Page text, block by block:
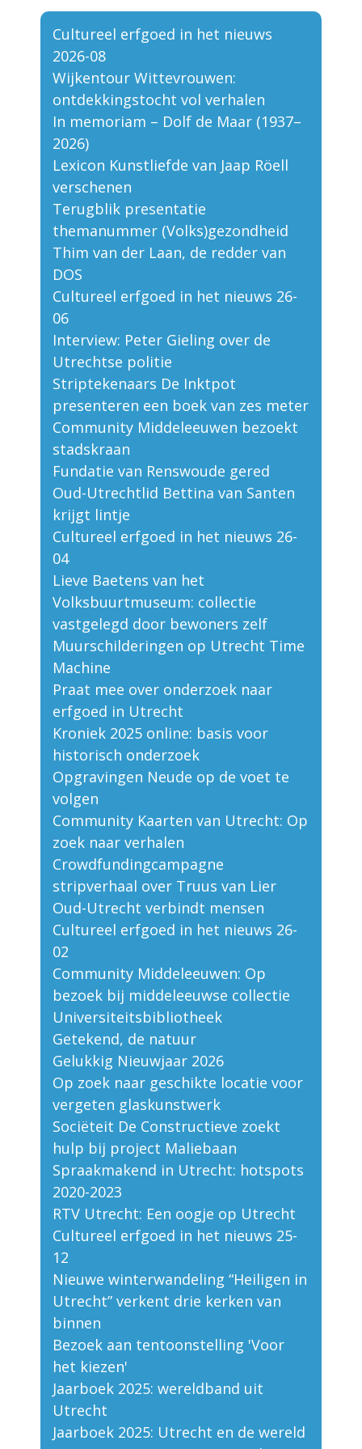
Cultureel erfgoed in het nieuws
2026-08
Wijkentour Wittevrouwen:
ontdekkingstocht vol verhalen
In memoriam – Dolf de Maar (1937–
2026)
Lexicon Kunstliefde van Jaap Röell
verschenen
Terugblik presentatie
themanummer (Volks)gezondheid
Thim van der Laan, de redder van
DOS
Cultureel erfgoed in het nieuws 26-
06
Interview: Peter Gieling over de
Utrechtse politie
Striptekenaars De Inktpot
presenteren een boek van zes meter
Community Middeleeuwen bezoekt
stadskraan
Fundatie van Renswoude gered
Oud-Utrechtlid Bettina van Santen
krijgt lintje
Cultureel erfgoed in het nieuws 26-
04
Lieve Baetens van het
Volksbuurtmuseum: collectie
vastgelegd door bewoners zelf
Muurschilderingen op Utrecht Time
Machine
Praat mee over onderzoek naar
erfgoed in Utrecht
Kroniek 2025 online: basis voor
historisch onderzoek
Opgravingen Neude op de voet te
volgen
Community Kaarten van Utrecht: Op
zoek naar verhalen
Crowdfundingcampagne
stripverhaal over Truus van Lier
Oud-Utrecht verbindt mensen
Cultureel erfgoed in het nieuws 26-
02
Community Middeleeuwen: Op
bezoek bij middeleeuwse collectie
Universiteitsbibliotheek
Getekend, de natuur
Gelukkig Nieuwjaar 2026
Op zoek naar geschikte locatie voor
vergeten glaskunstwerk
Sociëteit De Constructieve zoekt
hulp bij project Maliebaan
Spraakmakend in Utrecht: hotspots
2020-2023
RTV Utrecht: Een oogje op Utrecht
Cultureel erfgoed in het nieuws 25-
12
Nieuwe winterwandeling “Heiligen in
Utrecht” verkent drie kerken van
binnen
Bezoek aan tentoonstelling 'Voor
het kiezen'
Jaarboek 2025: wereldband uit
Utrecht
Jaarboek 2025: Utrecht en de wereld